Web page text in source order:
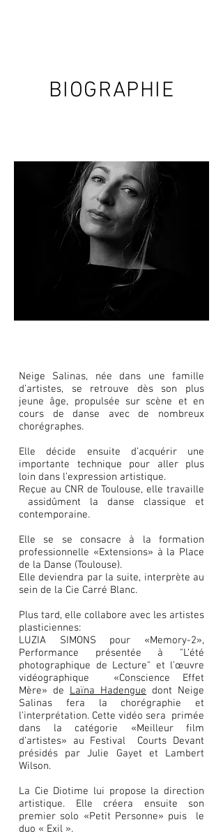
BIOGRAPHIE
Neige Salinas, née dans une famille
d’artistes, se retrouve dès son plus
jeune âge, propulsée sur scène et en
cours de danse avec de nombreux
chorégraphes.
Elle décide ensuite d’acquérir une
importante technique pour aller plus
loin dans l’expression artistique.
Reçue au CNR de Toulouse, elle travaille
assidûment la danse classique et
contemporaine.
Elle se se consacre à la formation
professionnelle «Extensions» à la Place
de la Danse (Toulouse).
Elle deviendra par la suite, interprète au
sein de la Cie Carré Blanc.
Plus tard, elle collabore avec les artistes
plasticiennes:
LUZIA SIMONS pour «Memory-2»,
Performance présentée à "L’été
photographique de Lecture" et l’œuvre
vidéographique «Conscience Effet
Mère» de Laïna Hadengue dont Neige
Salinas fera la chorégraphie et
l’interprétation. Cette vidéo sera primée
dans la catégorie «Meilleur film
d’artistes» au Festival Courts Devant
présidés par Julie Gayet et Lambert
Wilson.
La Cie Diotime lui propose la direction
artistique. Elle créera ensuite son
premier solo «Petit Personne» puis le
duo « Exil ».